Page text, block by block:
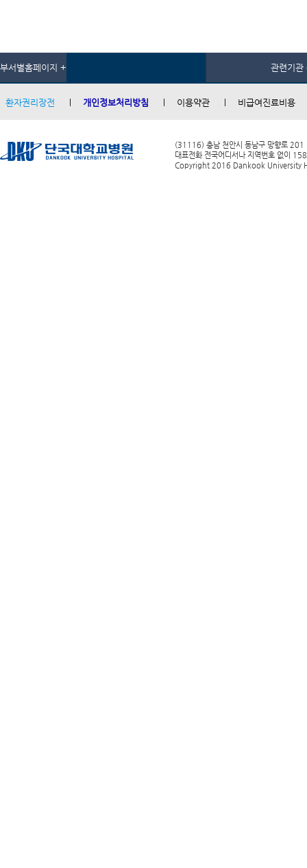
부서별홈페이지 + 관련기관
환자권리장전 개인정보처리방침 이용약관 비급여진료비용
(31116) 충남 천안시 동남구 망향로 201
대표전화 전국어디서나 지역번호 없이
Copyright 2016 Dankook University